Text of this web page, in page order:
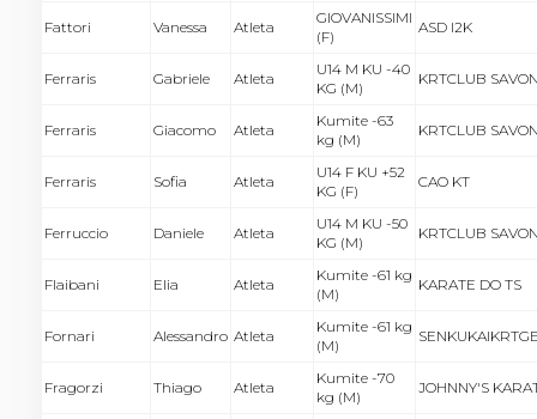
Fattori Vanessa Atleta
GIOVANISSIMI
(F)
ASD I2K
Ferraris Gabriele Atleta
U14 M KU -40
KG (M)
KRTCLUB
Ferraris Giacomo Atleta
Kumite -63
kg (M)
KRTCLUB
Ferraris Sofia Atleta
U14 F KU +52
KG (F)
CAO KT
Ferruccio Daniele Atleta
U14 M KU -50
KG (M)
KRTCLUB
Flaibani Elia Atleta
Kumite -61 kg
(M)
KARATE DO TS
Fornari Alessandro Atleta
Kumite -61 kg
(M)
Fragorzi Thiago Atleta
Kumite -70
kg (M)
JOHNNY'S